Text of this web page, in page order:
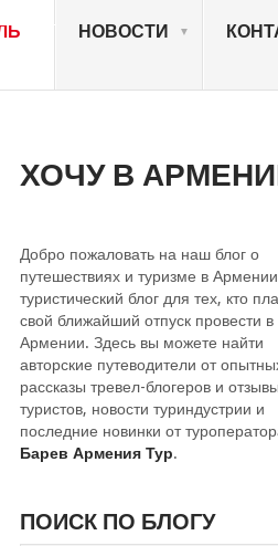
НОВОСТИ
ХОЧУ В
Добро пожаловать на наш блог о
путешествиях и туризме в
туристический блог для тех, кто
свой ближайший отпуск провести в
Армении. Здесь вы можете найти
авторские путеводители от
рассказы тревел-блогеров и
туристов, новости туриндустрии и
последние новинки от
Барев Армения Тур.
ПОИСК ПО БЛОГУ